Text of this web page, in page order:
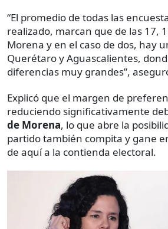
“El promedio de todas las
realizado, marcan que de las 17,
Morena y en el caso de dos, hay
Querétaro y Aguascalientes,
diferencias muy grandes”,
Explicó que el margen de
reduciendo significativamente
de Morena, lo que abre la
partido también compita y gane
de aquí a la contienda electoral.